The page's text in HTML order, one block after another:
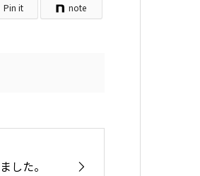
Pin it note
した。